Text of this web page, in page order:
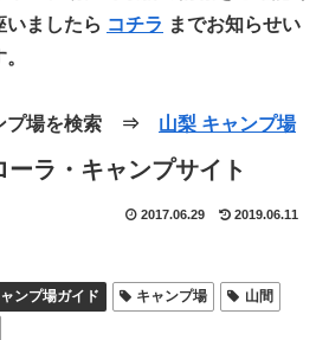
いましたら コチラ までお知らせい
プ場を検索 ⇒ 山梨 キャンプ場
ラ・キャンプサイト
2017.06.29 2019.06.11
ンプ場ガイド キャンプ場
山間